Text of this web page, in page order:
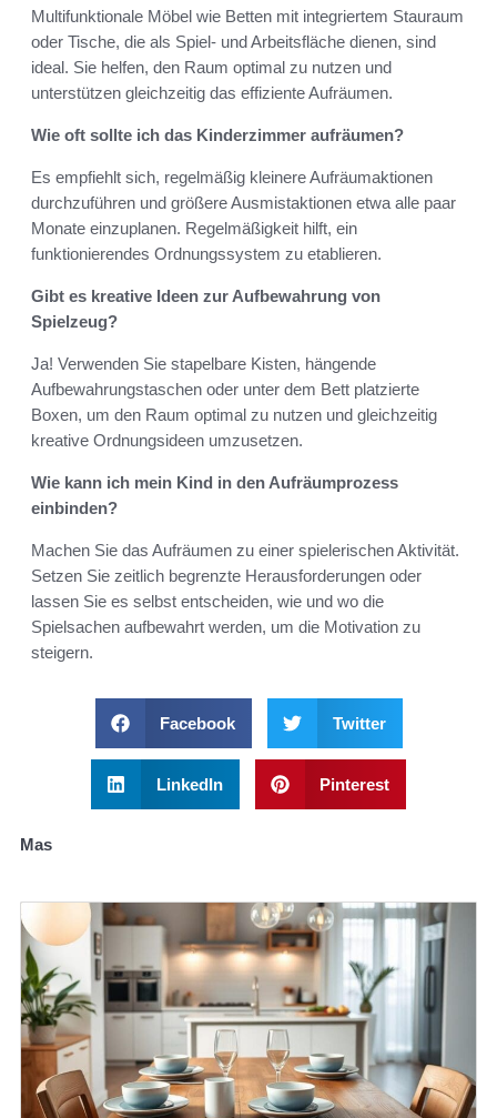
Multifunktionale Möbel wie Betten mit integriertem Stauraum
oder Tische, die als Spiel- und Arbeitsfläche dienen, sind
ideal. Sie helfen, den Raum optimal zu nutzen und
unterstützen gleichzeitig das effiziente Aufräumen.
Wie oft sollte ich das Kinderzimmer aufräumen?
Es empfiehlt sich, regelmäßig kleinere Aufräumaktionen
durchzuführen und größere Ausmistaktionen etwa alle paar
Monate einzuplanen. Regelmäßigkeit hilft, ein
funktionierendes Ordnungssystem zu etablieren.
Gibt es kreative Ideen zur Aufbewahrung von
Spielzeug?
Ja! Verwenden Sie stapelbare Kisten, hängende
Aufbewahrungstaschen oder unter dem Bett platzierte
Boxen, um den Raum optimal zu nutzen und gleichzeitig
kreative Ordnungsideen umzusetzen.
Wie kann ich mein Kind in den Aufräumprozess
einbinden?
Machen Sie das Aufräumen zu einer spielerischen Aktivität.
Setzen Sie zeitlich begrenzte Herausforderungen oder
lassen Sie es selbst entscheiden, wie und wo die
Spielsachen aufbewahrt werden, um die Motivation zu
steigern.
Facebook Twitter
LinkedIn Pinterest
Mas